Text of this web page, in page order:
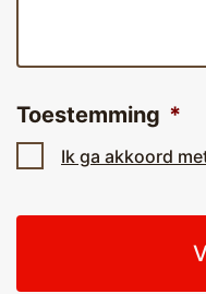
Toestemming *
Ik ga akkoord